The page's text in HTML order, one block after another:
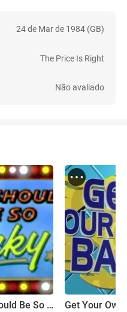
24 de Mar de 1984 (GB)
The Price Is Right
Não avaliado
You Should Be So Lucky! Get Your Own